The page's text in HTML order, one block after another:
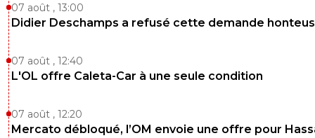
07 août , 13:00
Didier Deschamps a refusé cette demande
07 août , 12:40
L'OL offre Caleta-Car à une seule condition
07 août , 12:20
Mercato débloqué, l’OM envoie une offre pour